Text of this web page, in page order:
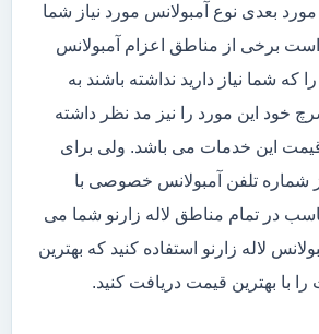
بعدی نوع آمبولانس مورد نیاز شما
برخی از مناطق اعزام آمبولانس
که شما نیاز دارید نداشته باشند به
خود این مورد را نیز مد نظر داشته
این خدمات می باشد. ولی برای
شماره تلفن آمبولانس خصوصی با
در تمام مناطق لاله زارنو شما می
لاله زارنو استفاده کنید که بهترین
را با بهترین قیمت دریافت کنید.